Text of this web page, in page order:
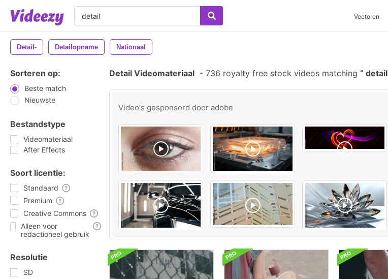
Vectoren
Detail- Detailopname Nationaal
Sorteren op:
Beste match
Nieuwste
Bestandstype
Videomateriaal
After Effects
Soort licentie:
Standaard
Premium
Creative Commons
Alleen voor
redactioneel gebruik
Resolutie
SD
Detail Videomateriaal - 736 royalty free stock videos matching detail
Video's gesponsord door adobe